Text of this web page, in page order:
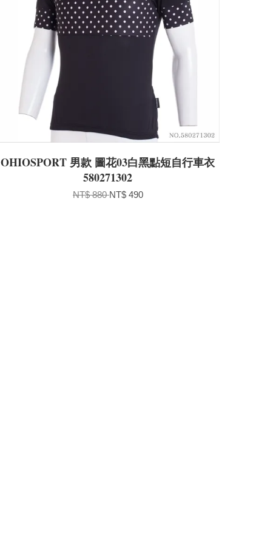
OHIOSPORT 男款 圖花03白黑點短自行車衣
580271302
NT$ 880NT$ 490